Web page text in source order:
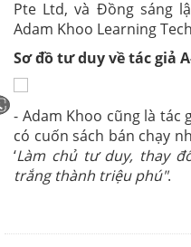
Pte Ltd, và Đồng sáng
Adam Khoo Learning
Sơ đồ tư duy về tác giả
- Adam Khoo cũng là tác
có cuốn sách bán chạy
‘Làm chủ tư duy, thay
trắng thành triệu phú".